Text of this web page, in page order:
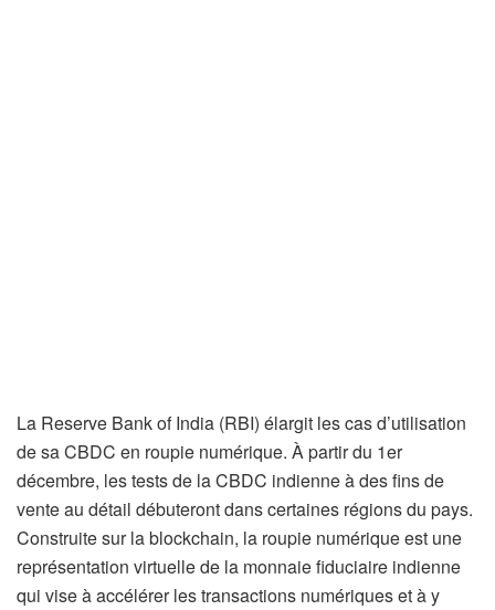
La Reserve Bank of India (RBI) élargit les cas d’utilisation
de sa CBDC en roupie numérique. À partir du 1er
décembre, les tests de la CBDC indienne à des fins de
vente au détail débuteront dans certaines régions du pays.
Construite sur la blockchain, la roupie numérique est une
représentation virtuelle de la monnaie fiduciaire indienne
qui vise à accélérer les transactions numériques et à y